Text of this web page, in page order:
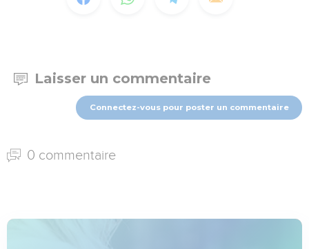
Laisser un commentaire
Connectez-vous pour poster un commentaire
0 commentaire